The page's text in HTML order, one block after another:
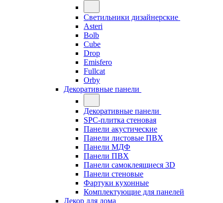
Светильники дизайнерские
Asteri
Bolb
Cube
Drop
Emisfero
Fullcat
Orby
Декоративные панели
Декоративные панели
SPC-плитка стеновая
Панели акустические
Панели листовые ПВХ
Панели МДФ
Панели ПВХ
Панели самоклеящиеся 3D
Панели стеновые
Фартуки кухонные
Комплектующие для панелей
Декор для дома